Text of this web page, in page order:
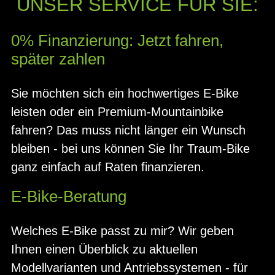
UNSER SERVICE FÜR SIE:
0% Finanzierung: Jetzt fahren,
später zahlen
Sie möchten sich ein hochwertiges E-Bike
leisten oder ein Premium-Mountainbike
fahren? Das muss nicht länger ein Wunsch
bleiben - bei uns können Sie Ihr Traum-Bike
ganz einfach auf Raten finanzieren.
E-Bike-Beratung
Welches E-Bike passt zu mir? Wir geben
Ihnen einen Überblick zu aktuellen
Modellvarianten und Antriebssystemen - für